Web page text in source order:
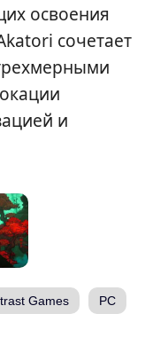
освоения
сочетает
и
Games PC